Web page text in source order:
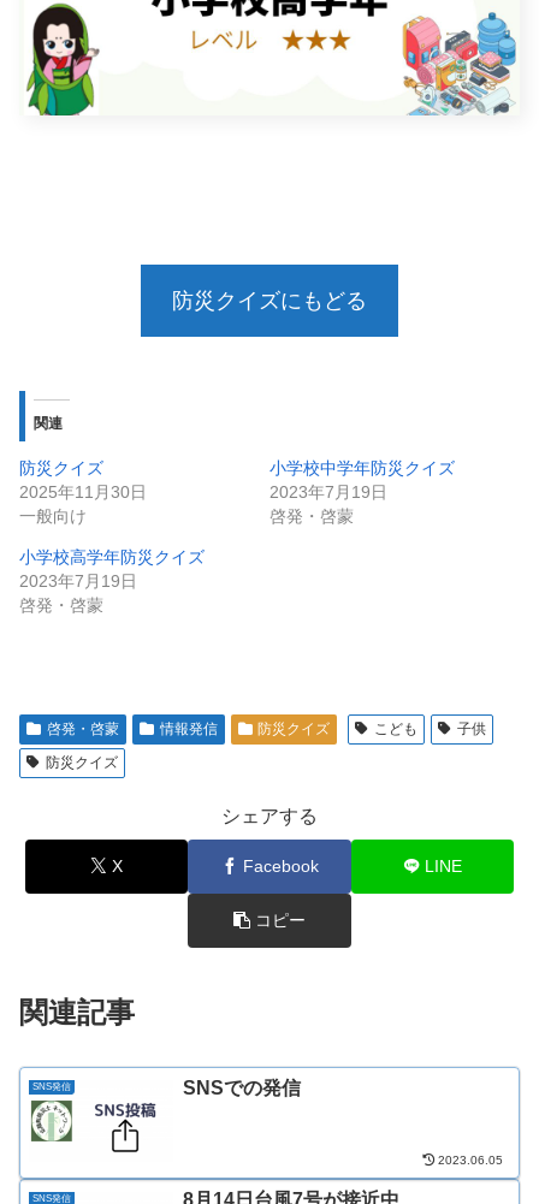
防災クイズにもどる
関連
防災クイズ
2025年11月30日
一般向け
小学校中学年防災クイズ
2023年7月19日
啓発・啓蒙
小学校高学年防災クイズ
2023年7月19日
啓発・啓蒙
啓発・啓蒙 情報発信 防災クイズ こども
子供
防災クイズ
シェアする
X Facebook LINE
コピー
関連記事
SNS発信 SNSでの発信
2023.06.05
SNS発信